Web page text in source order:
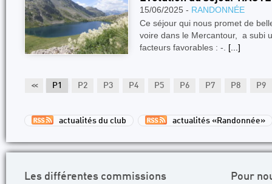
15/06/2025 - RANDONNÉE
Ce séjour qui nous promet de
voire dans le Mercantour, a subi
facteurs favorables : -. [...]
<< P1 P2 P3 P4 P5 P6 P7 P8 P9
actualités du club actualités «Randonnée»
Les différentes commissions
Pour